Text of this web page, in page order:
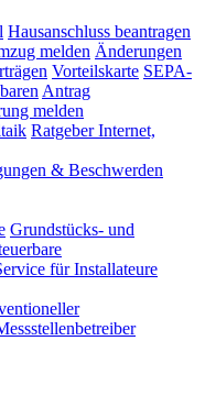
Hausanschluss beantragen
melden Änderungen
Vorteilskarte SEPA-
Antrag
melden
Ratgeber Internet,
& Beschwerden
Grundstücks- und
für Installateure